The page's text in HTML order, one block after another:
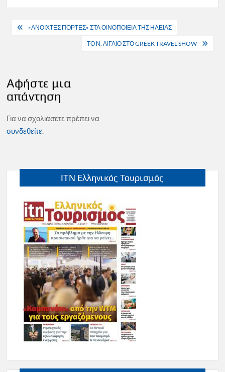
Πλοήγηση
«ΑΝΟΙΧΤΕΣ ΠΟΡΤΕΣ» ΣΤΑ ΟΙΝΟΠΟΙΕΙΑ ΤΗΣ ΗΛΕΙΑΣ
ΤΟ Ν. ΑΙΓΑΙΟ ΣΤΟ GREEK TRAVEL SHOW
Αφήστε μια
απάντηση
Για να σχολιάσετε πρέπει να
συνδεθείτε.
ITN Ελληνικός Τουρισμός